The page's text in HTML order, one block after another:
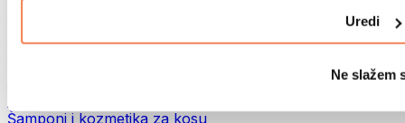
Uredi
Ne slažem
Šamponi i kozmetika za kosu